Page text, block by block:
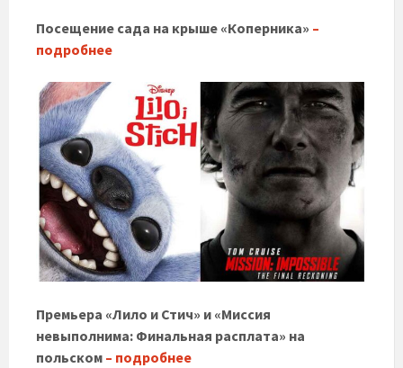
Посещение сада на крыше «Коперника» –
подробнее
Премьера «Лило и Стич» и «Миссия
невыполнима: Финальная расплата» на
польском – подробнее